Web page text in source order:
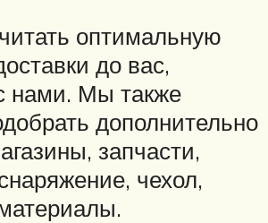
оптимальную
до вас,
нами. Мы также
дополнительно
запчасти,
чехол,